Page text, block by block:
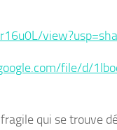
file/d/
qui se trouve